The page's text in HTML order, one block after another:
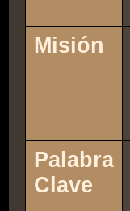
Misión
Palabra
Clave